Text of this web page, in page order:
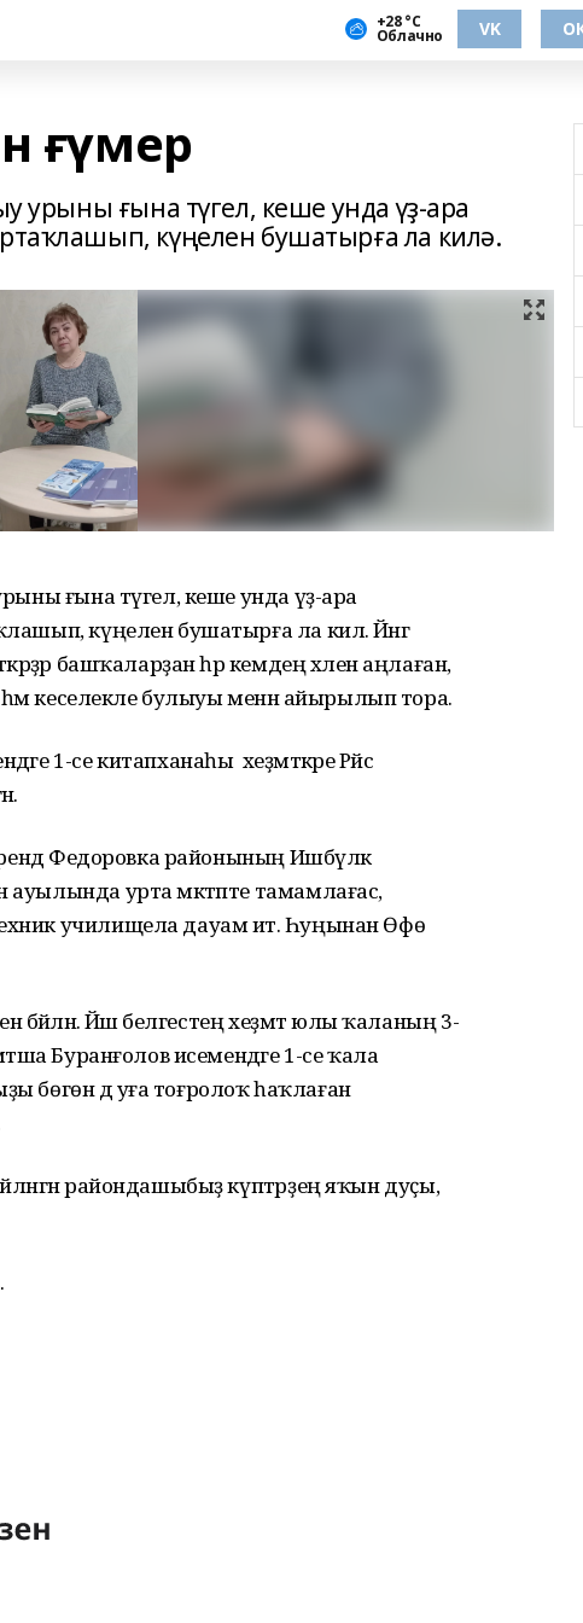
+28 °С
Облачно VK
ғүмер
урыны ғына түгел, кеше унда үҙ-ара
күңелен бушатырға ла килә.
ғына түгел, кеше унда үҙ-ара
күңелен бушатырға ла килә. Йәнгә
башҡаларҙан һәр кемдең хәлен аңлаған,
һәм кеселекле булыуы менән айырылып тора.
1-се китапханаһы хеҙмәткәре Рәйсә
Федоровка районының Ишбүләк
урта мәктәпте тамамлағас,
училищела дауам итә. Һуңынан Өфө
Йәш белгестең хеҙмәт юлы ҡаланың 3-
Буранғолов исемендәге 1-се ҡала
бөгөн дә уға тоғролоҡ һаҡлаған
райондашыбыҙ күптәрҙең яҡын дуҫы,